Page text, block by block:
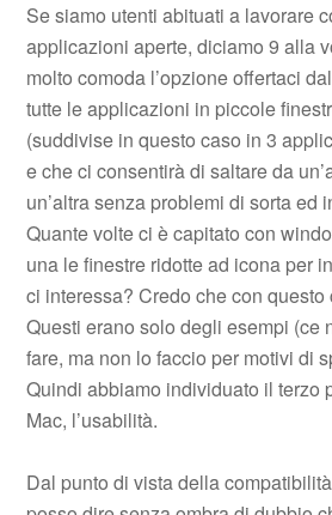
Se siamo utenti abituati a lavorare
applicazioni aperte, diciamo 9 alla
molto comoda l’opzione offertaci
tutte le applicazioni in piccole
(suddivise in questo caso in 3
e che ci consentirà di saltare da
un’altra senza problemi di sorta ed
Quante volte ci è capitato con
una le finestre ridotte ad icona per
ci interessa? Credo che con
Questi erano solo degli esempi (ce
fare, ma non lo faccio per motivi di
Quindi abbiamo individuato il terzo
Mac, l’usabilità.
Dal punto di vista della